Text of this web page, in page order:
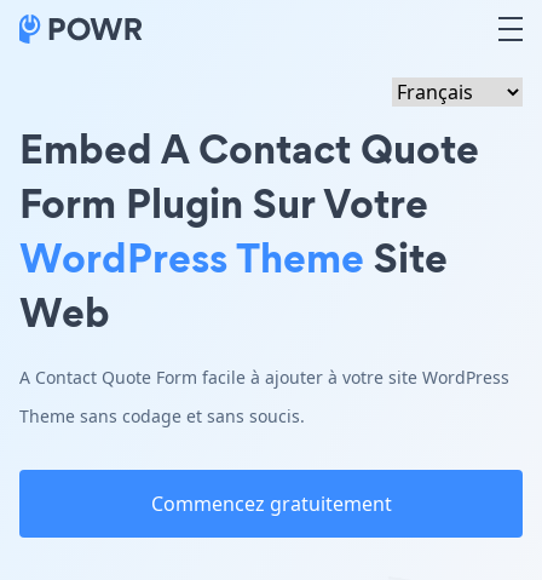
Embed A Contact Quote
Form Plugin Sur Votre
WordPress ThemeSite
Web
A Contact Quote Form facile à ajouter à votre site WordPress
Theme sans codage et sans soucis.
Commencez gratuitement